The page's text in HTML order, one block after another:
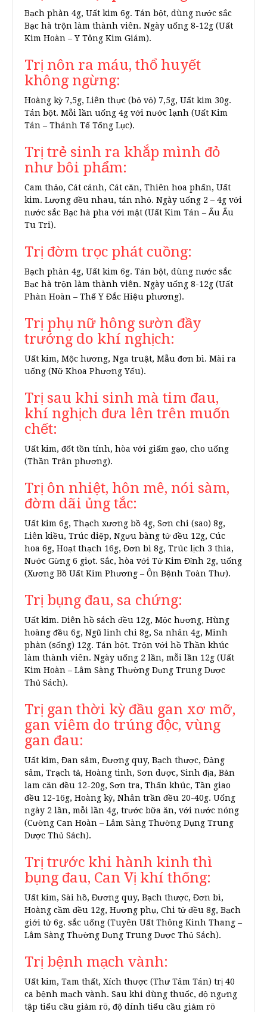
Bạch phàn 4g, Uất kim 6g. Tán bột, dùng nước sắc
Bạc hà trộn làm thành viên. Ngày uống 8-12g (Uất
Kim Hoàn – Y Tông Kim Giám).
Trị nôn ra máu, thổ huyết
không ngừng:
Hoàng kỳ 7,5g, Liên thực (bỏ vỏ) 7,5g, Uất kim 30g.
Tán bột. Mỗi lần uống 4g với nước lạnh (Uất Kim
Tán – Thánh Tế Tổng Lục).
Trị trẻ sinh ra khắp mình đỏ
như bôi phẩm:
Cam thảo, Cát cánh, Cát căn, Thiên hoa phấn, Uất
kim. Lượng đều nhau, tán nhỏ. Ngày uống 2 – 4g với
nước sắc Bạc hà pha với mật (Uất Kim Tán – Ấu Ấu
Tu Tri).
Trị đờm trọc phát cuồng:
Bạch phàn 4g, Uất kim 6g. Tán bột, dùng nước sắc
Bạc hà trộn làm thành viên. Ngày uống 8-12g (Uất
Phàn Hoàn – Thế Y Đắc Hiệu phương).
Trị phụ nữ hông sườn đầy
trướng do khí nghịch:
Uất kim, Mộc hương, Nga truật, Mẫu đơn bì. Mài ra
uống (Nữ Khoa Phương Yếu).
Trị sau khi sinh mà tim đau,
khí nghịch đưa lên trên muốn
chết:
Uất kim, đốt tồn tính, hòa với giấm gạo, cho uống
(Thần Trân phương).
Trị ôn nhiệt, hôn mê, nói sàm,
đờm dãi ủng tắc:
Uất kim 6g, Thạch xương bồ 4g, Sơn chi (sao) 8g,
Liên kiều, Trúc diệp, Ngưu bàng tử đều 12g, Cúc
hoa 6g, Hoạt thạch 16g, Đơn bì 8g, Trúc lịch 3 thìa,
Nước Gừng 6 giọt. Sắc, hòa với Tử Kim Đỉnh 2g, uống
(Xương Bồ Uất Kim Phương – Ôn Bệnh Toàn Thư).
Trị bụng đau, sa chứng:
Uất kim. Diên hồ sách đều 12g, Mộc hương, Hùng
hoàng đều 6g, Ngũ linh chi 8g, Sa nhân 4g, Minh
phàn (sống) 12g. Tán bột. Trộn với hồ Thần khúc
làm thành viên. Ngày uống 2 lần, mỗi lần 12g (Uất
Kim Hoàn – Lâm Sàng Thường Dụng Trung Dược
Thủ Sách).
Trị gan thời kỳ đầu gan xơ mỡ,
gan viêm do trúng độc, vùng
gan đau:
Uất kim, Đan sâm, Đương quy, Bạch thược, Đảng
sâm, Trạch tả, Hoàng tinh, Sơn dược, Sinh địa, Bản
lam căn đều 12-20g, Sơn tra, Thấn khúc, Tần giao
đều 12-16g, Hoàng kỳ, Nhân trần đều 20-40g. Uống
ngày 2 lần, mỗi lần 4g, trước bữa ăn, với nước nóng
(Cường Can Hoàn – Lâm Sàng Thường Dụng Trung
Dược Thủ Sách).
Trị trước khi hành kinh thì
bụng đau, Can Vị khí thống:
Uất kim, Sài hồ, Đương quy, Bạch thược, Đơn bì,
Hoàng cầm đều 12g, Hương phụ, Chi tử đều 8g, Bạch
giới tử 6g. sắc uống (Tuyên Uất Thông Kinh Thang –
Lâm Sàng Thường Dụng Trung Dược Thủ Sách).
Trị bệnh mạch vành:
Uất kim, Tam thất, Xích thược (Thư Tâm Tán) trị 40
ca bệnh mạch vành. Sau khi dùng thuốc, độ ngưng
tập tiểu cầu giảm rõ, độ dính tiểu cầu giảm rõ